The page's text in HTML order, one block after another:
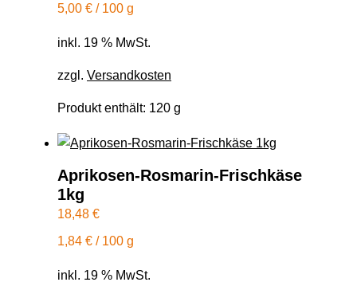
5,00 € / 100 g
inkl. 19 % MwSt.
zzgl. Versandkosten
Produkt enthält: 120 g
Aprikosen-Rosmarin-Frischkäse
1kg
18,48 €
1,84 € / 100 g
inkl. 19 % MwSt.